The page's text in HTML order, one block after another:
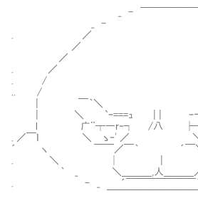
_ - ￣￣￣￣￣￣
_ - -
. ／
／
／
. ／
. /
.. / ｌ バビ
| ￣｀＼
| ＼ `ｰ===ｭ | |
l 广¨┬―r‐┐ /八
. ／￣ｌ ＼ ゝ‐' ／
´ ヽ ￣￣／￣｀ ´￣＼
. ＼ │ |
｀ _ ＼＿＿＿,
. - _ ´￣￣￣￣￣￣